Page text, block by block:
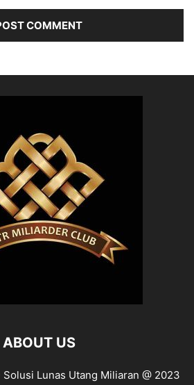
ABOUT US
Lunas Utang Miliaran @ 2023